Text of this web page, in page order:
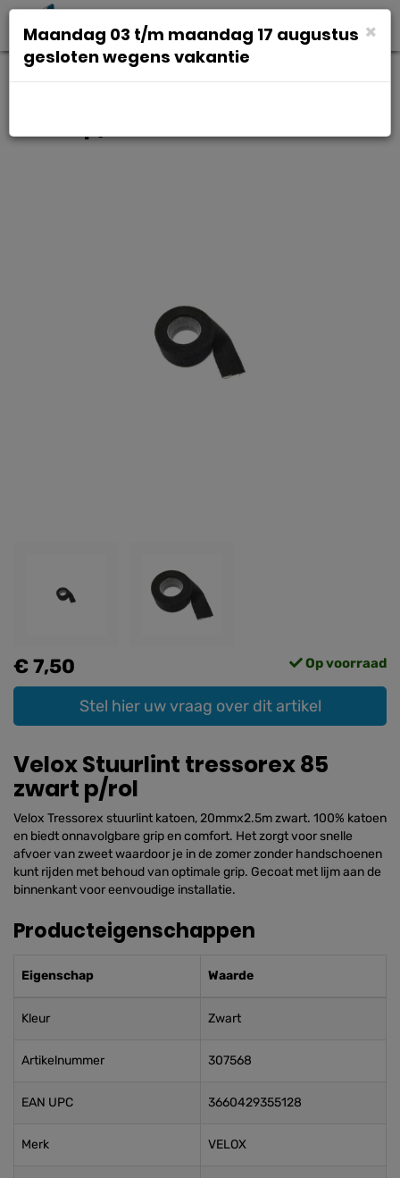
€ 7,50 Op voorraad
Stel hier uw vraag over dit artikel
Velox Stuurlint tressorex 85
zwart p/rol
Velox Tressorex stuurlint katoen, 20mmx2.5m zwart. 100% katoen
en biedt onnavolgbare grip en comfort. Het zorgt voor snelle
afvoer van zweet waardoor je in de zomer zonder handschoenen
kunt rijden met behoud van optimale grip. Gecoat met lijm aan de
binnenkant voor eenvoudige installatie.
Producteigenschappen
Eigenschap Waarde
Kleur Zwart
Artikelnummer 307568
EAN UPC 3660429355128
Merk VELOX
×
Maandag 03 t/m maandag 17 augustus
gesloten wegens vakantie